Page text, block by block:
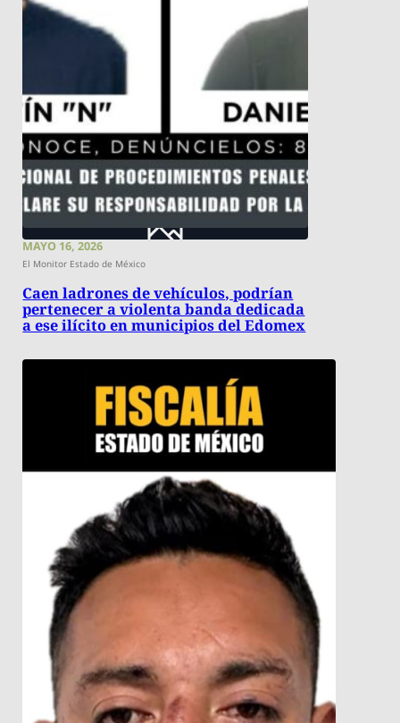
MAYO 16, 2026
El Monitor Estado de México
Caen ladrones de vehículos, podrían
pertenecer a violenta banda dedicada
a ese ilícito en municipios del Edomex